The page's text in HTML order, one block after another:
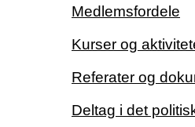
Medlemsfordele
Kurser og
Referater og
Deltag i det